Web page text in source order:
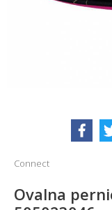
Connect
Ovalna